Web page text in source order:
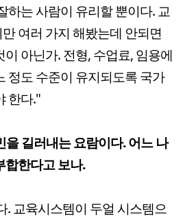
하는 사람이 유리할 뿐이다. 교
여러 가지 해봤는데 안되면
아닌가. 전형, 수업료, 임용에
정도 수준이 유지되도록 국가
한다."
길러내는 요람이다. 어느 나
합한다고 보나.
. 교육시스템이 두얼 시스템으